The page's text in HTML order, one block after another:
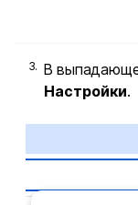
В
Настройки.